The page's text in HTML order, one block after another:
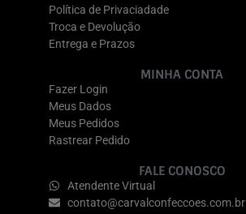
Política de Privaciadade
Troca e Devolução
Entrega e Prazos
MINHA CONTA
Fazer Login
Meus Dados
Meus Pedidos
Rastrear Pedido
FALE CONOSCO
Atendente Virtual
contato@carvalconfeccoes.com.br